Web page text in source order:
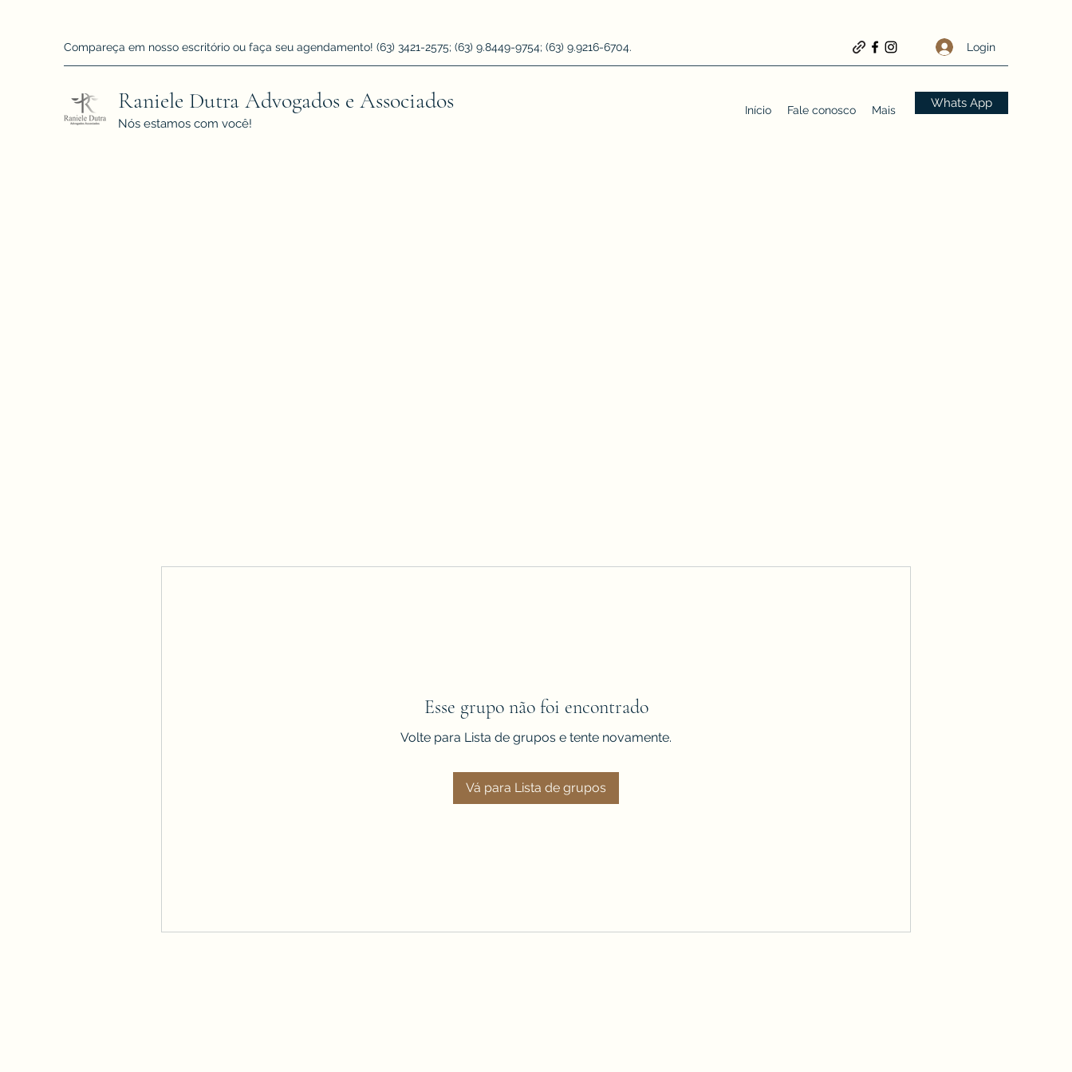
Compareça em nosso escritório ou faça seu agendamento! (63) 3421-2575; (63) 9.8449-9754; (63) 9.9216-6704. Login
Raniele Dutra Advogados e Associados
Nós estamos com você!
Início Fale conosco Mais Whats App
Esse grupo não foi encontrado
Volte para Lista de grupos e tente novamente.
Vá para Lista de grupos